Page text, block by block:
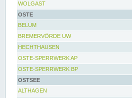
WOLGAST
OSTE
BELUM
BREMERVÖRDE UW
HECHTHAUSEN
OSTE-SPERRWERK AP
OSTE-SPERRWERK BP
OSTSEE
ALTHAGEN